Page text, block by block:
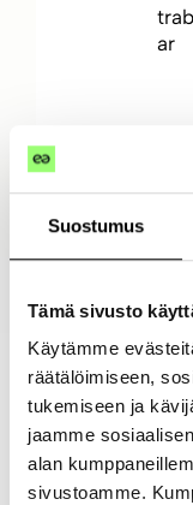
Suostumus
Tämä sivusto
Käytämme
räätälöimiseen,
tukemiseen ja
jaamme
alan
sivustoamme.
ar
ASESORÍAS
Únete al
de
¿Quieres
la red de
han dado el
una forma de